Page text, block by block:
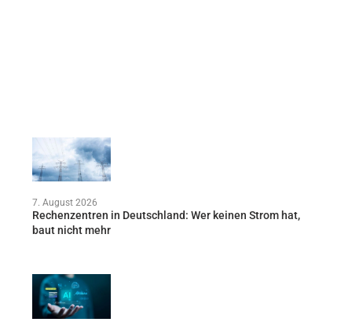
7. August 2026
Rechenzentren in Deutschland: Wer keinen Strom hat,
baut nicht mehr